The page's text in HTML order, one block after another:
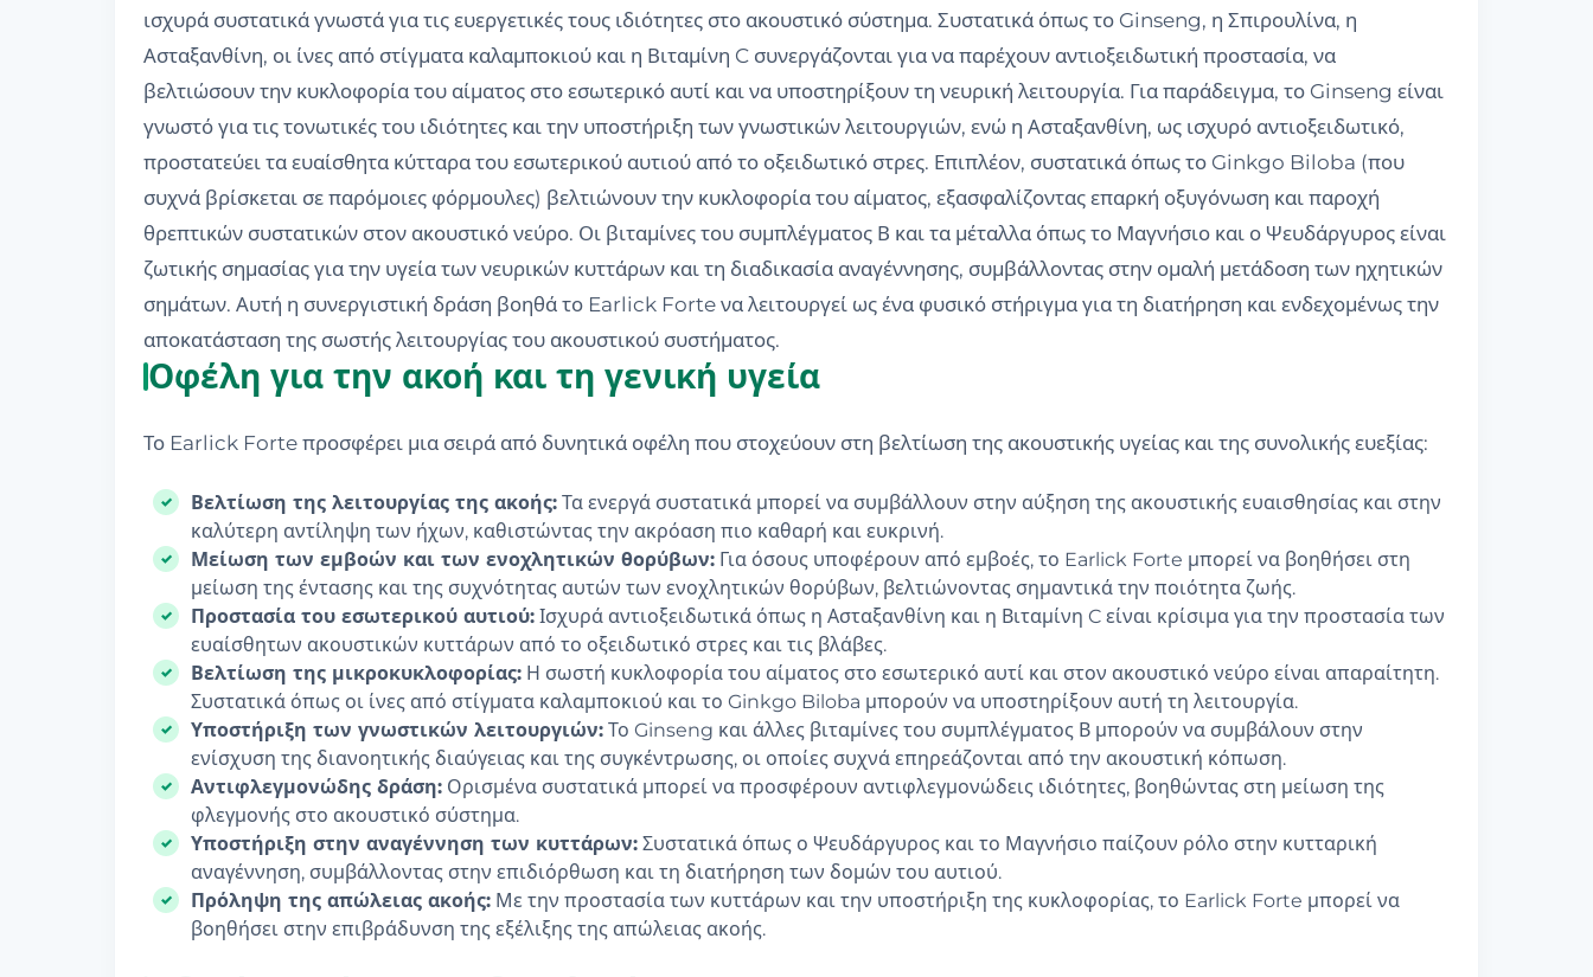
ισχυρά συστατικά γνωστά για τις ευεργετικές τους ιδιότητες στο ακουστικό σύστημα. Συστατικά όπως το Ginseng, η Σπιρουλίνα, η
Ασταξανθίνη, οι ίνες από στίγματα καλαμποκιού και η Βιταμίνη C συνεργάζονται για να παρέχουν αντιοξειδωτική προστασία, να
βελτιώσουν την κυκλοφορία του αίματος στο εσωτερικό αυτί και να υποστηρίξουν τη νευρική λειτουργία. Για παράδειγμα, το Ginseng είναι
γνωστό για τις τονωτικές του ιδιότητες και την υποστήριξη των γνωστικών λειτουργιών, ενώ η Ασταξανθίνη, ως ισχυρό αντιοξειδωτικό,
προστατεύει τα ευαίσθητα κύτταρα του εσωτερικού αυτιού από το οξειδωτικό στρες. Επιπλέον, συστατικά όπως το Ginkgo Biloba (που
συχνά βρίσκεται σε παρόμοιες φόρμουλες) βελτιώνουν την κυκλοφορία του αίματος, εξασφαλίζοντας επαρκή οξυγόνωση και παροχή
θρεπτικών συστατικών στον ακουστικό νεύρο. Οι βιταμίνες του συμπλέγματος Β και τα μέταλλα όπως το Μαγνήσιο και ο Ψευδάργυρος είναι
ζωτικής σημασίας για την υγεία των νευρικών κυττάρων και τη διαδικασία αναγέννησης, συμβάλλοντας στην ομαλή μετάδοση των ηχητικών
σημάτων. Αυτή η συνεργιστική δράση βοηθά το Earlick Forte να λειτουργεί ως ένα φυσικό στήριγμα για τη διατήρηση και ενδεχομένως την
αποκατάσταση της σωστής λειτουργίας του ακουστικού συστήματος.
Οφέλη για την ακοή και τη γενική υγεία
Το Earlick Forte προσφέρει μια σειρά από δυνητικά οφέλη που στοχεύουν στη βελτίωση της ακουστικής υγείας και της συνολικής ευεξίας:
Βελτίωση της λειτουργίας της ακοής: Τα ενεργά συστατικά μπορεί να συμβάλλουν στην αύξηση της ακουστικής ευαισθησίας και στην
καλύτερη αντίληψη των ήχων, καθιστώντας την ακρόαση πιο καθαρή και ευκρινή.
Μείωση των εμβοών και των ενοχλητικών θορύβων: Για όσους υποφέρουν από εμβοές, το Earlick Forte μπορεί να βοηθήσει στη
μείωση της έντασης και της συχνότητας αυτών των ενοχλητικών θορύβων, βελτιώνοντας σημαντικά την ποιότητα ζωής.
Προστασία του εσωτερικού αυτιού: Ισχυρά αντιοξειδωτικά όπως η Ασταξανθίνη και η Βιταμίνη C είναι κρίσιμα για την προστασία των
ευαίσθητων ακουστικών κυττάρων από το οξειδωτικό στρες και τις βλάβες.
Βελτίωση της μικροκυκλοφορίας: Η σωστή κυκλοφορία του αίματος στο εσωτερικό αυτί και στον ακουστικό νεύρο είναι απαραίτητη.
Συστατικά όπως οι ίνες από στίγματα καλαμποκιού και το Ginkgo Biloba μπορούν να υποστηρίξουν αυτή τη λειτουργία.
Υποστήριξη των γνωστικών λειτουργιών: Το Ginseng και άλλες βιταμίνες του συμπλέγματος Β μπορούν να συμβάλουν στην
ενίσχυση της διανοητικής διαύγειας και της συγκέντρωσης, οι οποίες συχνά επηρεάζονται από την ακουστική κόπωση.
Αντιφλεγμονώδης δράση: Ορισμένα συστατικά μπορεί να προσφέρουν αντιφλεγμονώδεις ιδιότητες, βοηθώντας στη μείωση της
φλεγμονής στο ακουστικό σύστημα.
Υποστήριξη στην αναγέννηση των κυττάρων: Συστατικά όπως ο Ψευδάργυρος και το Μαγνήσιο παίζουν ρόλο στην κυτταρική
αναγέννηση, συμβάλλοντας στην επιδιόρθωση και τη διατήρηση των δομών του αυτιού.
Πρόληψη της απώλειας ακοής: Με την προστασία των κυττάρων και την υποστήριξη της κυκλοφορίας, το Earlick Forte μπορεί να
βοηθήσει στην επιβράδυνση της εξέλιξης της απώλειας ακοής.